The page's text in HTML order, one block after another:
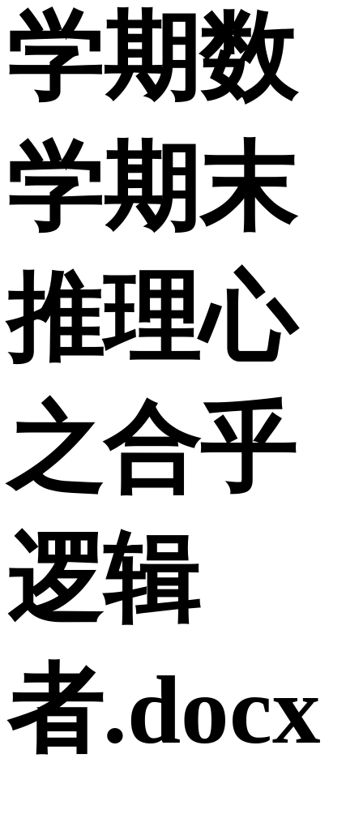
学期数
学期末
推理心
之合乎
逻辑
者.docx